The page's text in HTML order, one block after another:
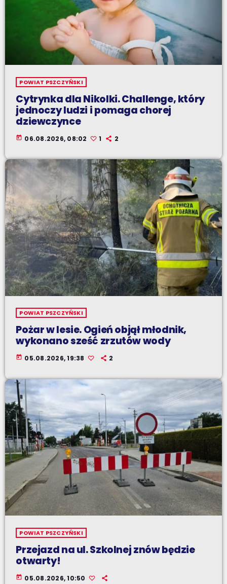
POWIAT PSZCZYŃSKI
Cytrynka dla Nikolki. Challenge, który
jednoczy ludzi i pomaga chorej
dziewczynce
today 06.08.2026, 08:02 1 2
POWIAT PSZCZYŃSKI
Pożar w lesie. Ogień objął młodnik,
wykonano sześć zrzutów wody
today 05.08.2026, 19:38 2
POWIAT PSZCZYŃSKI
Przejazd na ul. Szkolnej znów będzie
otwarty!
today 05.08.2026, 10:50